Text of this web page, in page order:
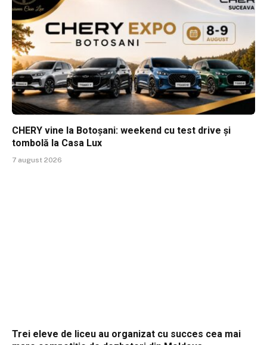
CHERY vine la Botoșani: weekend cu test drive și
tombolă la Casa Lux
7 august 2026
Trei eleve de liceu au organizat cu succes cea mai